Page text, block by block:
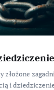
złożone
i